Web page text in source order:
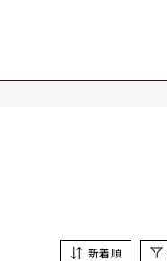
新着順